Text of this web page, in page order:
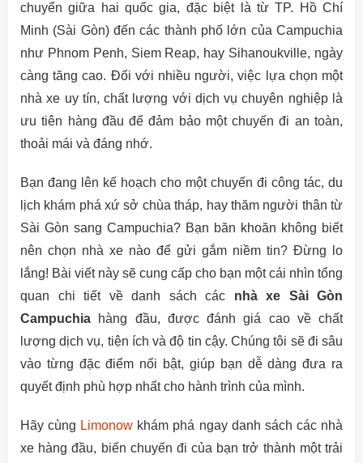
chuyển giữa hai quốc gia, đặc biệt là từ TP. Hồ Chí
Minh (Sài Gòn) đến các thành phố lớn của Campuchia
như Phnom Penh, Siem Reap, hay Sihanoukville, ngày
càng tăng cao. Đối với nhiều người, việc lựa chọn một
nhà xe uy tín, chất lượng với dịch vụ chuyên nghiệp là
ưu tiên hàng đầu để đảm bảo một chuyến đi an toàn,
thoải mái và đáng nhớ.
Bạn đang lên kế hoạch cho một chuyến đi công tác, du
lịch khám phá xứ sở chùa tháp, hay thăm người thân từ
Sài Gòn sang Campuchia? Bạn băn khoăn không biết
nên chọn nhà xe nào để gửi gắm niềm tin? Đừng lo
lắng! Bài viết này sẽ cung cấp cho bạn một cái nhìn tổng
quan chi tiết về danh sách các nhà xe Sài Gòn
Campuchia hàng đầu, được đánh giá cao về chất
lượng dịch vụ, tiện ích và độ tin cậy. Chúng tôi sẽ đi sâu
vào từng đặc điểm nổi bật, giúp bạn dễ dàng đưa ra
quyết định phù hợp nhất cho hành trình của mình.
Hãy cùng Limonow khám phá ngay danh sách các nhà
xe hàng đầu, biến chuyến đi của bạn trở thành một trải